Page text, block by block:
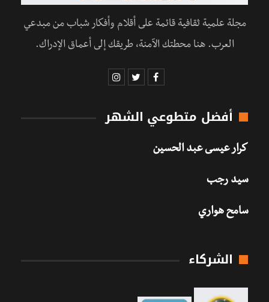
مجلة علمية ثقافية قائمة على أقلام وأفكار شباب من مبدعي
العرب. هنا محطتك الآمنة، طريقك إلى أعماق الإدراك.
أفضل متطوعي الشهر
كرار عيسى عبد الحسين
سيد رجب
سامح هواري
الشركاء